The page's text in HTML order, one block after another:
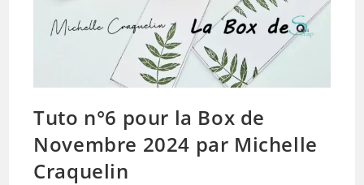
Tuto n°6 pour la Box de
Novembre 2024 par Michelle
Craquelin